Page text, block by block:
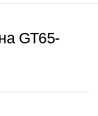
БАРАХОЛКА
GT65-